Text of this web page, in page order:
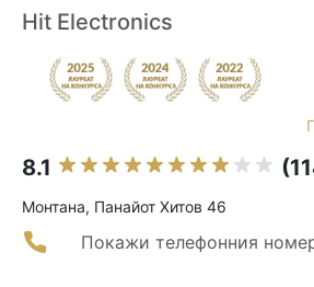
Hit Electronics
8.1
Монтана, Панайот Хитов 46
Покажи телефонния